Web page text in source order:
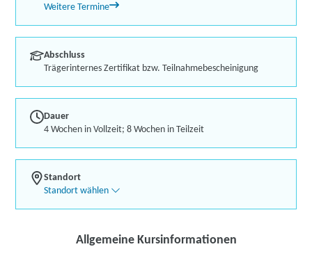
Weitere Termine
Abschluss
Trägerinternes Zertifikat bzw. Teilnahmebescheinigung
Dauer
4 Wochen in Vollzeit; 8 Wochen in Teilzeit
Standort
Standort wählen
Allgemeine Kursinformationen